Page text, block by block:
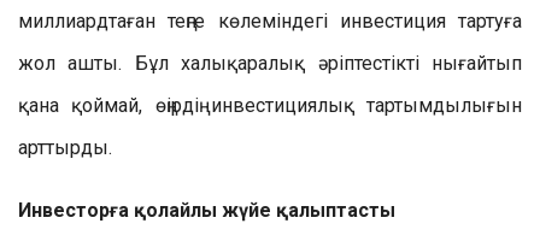
миллиардтаған теңге көлеміндегі инвестиция тартуға
жол ашты. Бұл халықаралық әріптестікті нығайтып
қана қоймай, өңірдің инвестициялық тартымдылығын
арттырды.
Инвесторға қолайлы жүйе қалыптасты